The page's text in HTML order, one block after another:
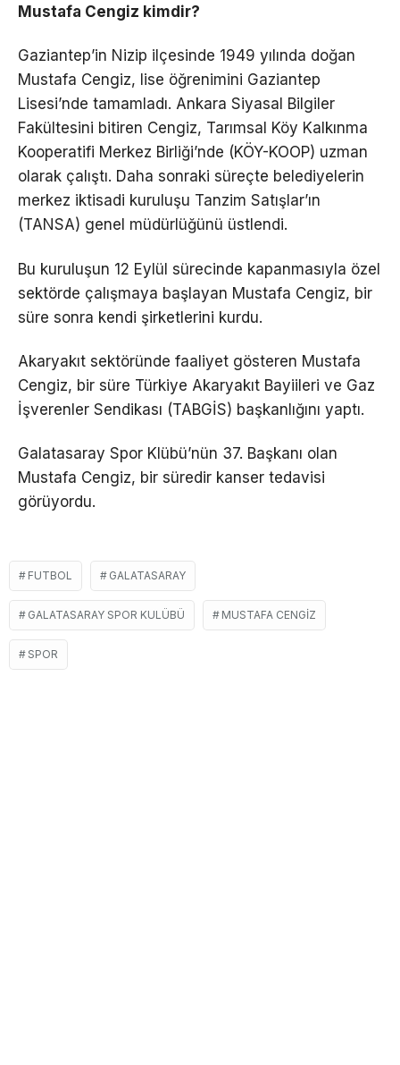
Mustafa Cengiz kimdir?
Gaziantep’in Nizip ilçesinde 1949 yılında doğan
Mustafa Cengiz, lise öğrenimini Gaziantep
Lisesi’nde tamamladı. Ankara Siyasal Bilgiler
Fakültesini bitiren Cengiz, Tarımsal Köy Kalkınma
Kooperatifi Merkez Birliği’nde (KÖY-KOOP) uzman
olarak çalıştı. Daha sonraki süreçte belediyelerin
merkez iktisadi kuruluşu Tanzim Satışlar’ın
(TANSA) genel müdürlüğünü üstlendi.
Bu kuruluşun 12 Eylül sürecinde kapanmasıyla özel
sektörde çalışmaya başlayan Mustafa Cengiz, bir
süre sonra kendi şirketlerini kurdu.
Akaryakıt sektöründe faaliyet gösteren Mustafa
Cengiz, bir süre Türkiye Akaryakıt Bayiileri ve Gaz
İşverenler Sendikası (TABGİS) başkanlığını yaptı.
Galatasaray Spor Klübü’nün 37. Başkanı olan
Mustafa Cengiz, bir süredir kanser tedavisi
görüyordu.
FUTBOL GALATASARAY
GALATASARAY SPOR KULÜBÜ MUSTAFA CENGIZ
SPOR